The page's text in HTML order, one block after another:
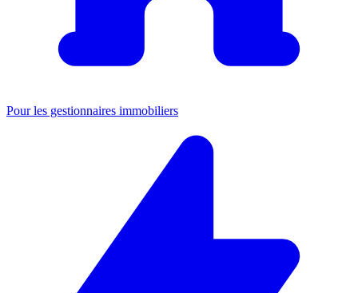
Pour les gestionnaires immobiliers